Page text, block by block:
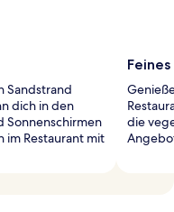
Sandstrand
dich in den
Sonnenschirmen
im Restaurant mit
die